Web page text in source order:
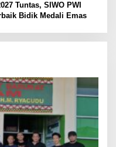
Tuntas, SIWO PWI
Bidik Medali Emas